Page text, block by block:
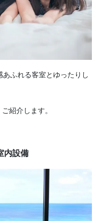
ふれる客室とゆったりし
紹介します。
内設備